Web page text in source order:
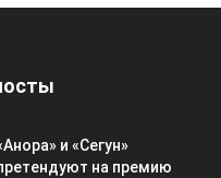
и «Сегун»
на премию